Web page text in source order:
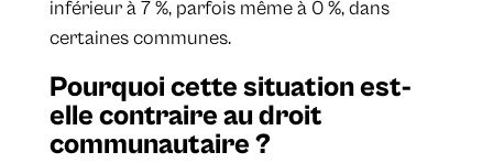
inférieur à 7 %, parfois même à 0 %, dans
certaines communes.
Pourquoi cette situation est-
elle contraire au droit
communautaire ?